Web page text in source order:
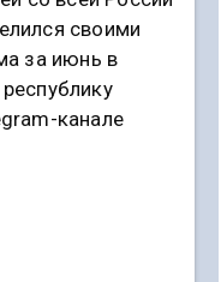
своими
за июнь в
канале